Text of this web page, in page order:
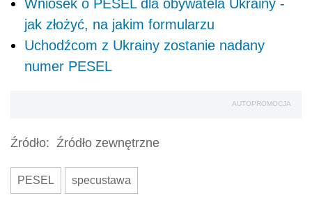
Wniosek o PESEL dla obywatela Ukrainy -
jak złożyć, na jakim formularzu
Uchodźcom z Ukrainy zostanie nadany
numer PESEL
AUTOPROMOCJA
Źródło: Źródło zewnętrzne
PESEL specustawa